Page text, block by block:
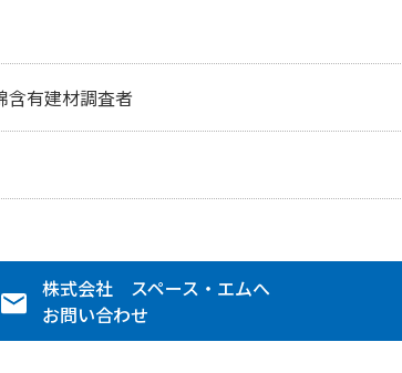
含有建材調査者
株式会社 スペース・エムへ
お問い合わせ